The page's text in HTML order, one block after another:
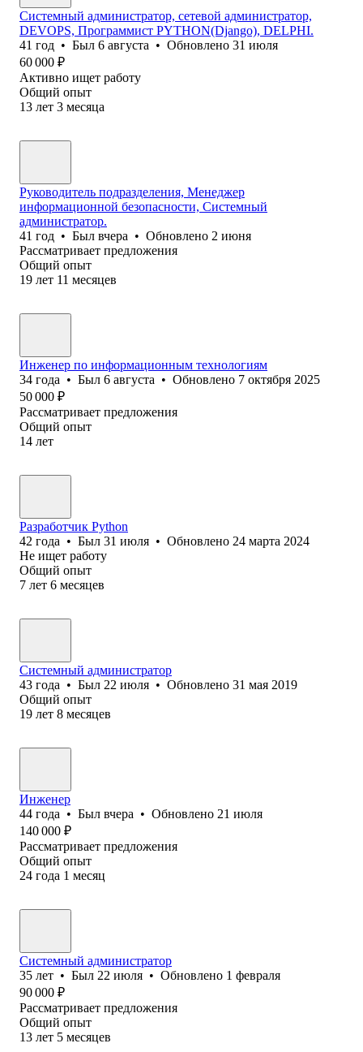
Системный администратор, сетевой администратор,
DEVOPS, Программист PYTHON(Django), DELPHI.
41 год • Был 6 августа • Обновлено 31 июля
60 000 ₽
Активно ищет работу
Общий опыт
13 лет 3 месяца
Руководитель подразделения, Менеджер
информационной безопасности, Системный
администратор.
41 год • Был вчера • Обновлено 2 июня
Рассматривает предложения
Общий опыт
19 лет 11 месяцев
Инженер по информационным технологиям
34 года • Был 6 августа • Обновлено 7 октября 2025
50 000 ₽
Рассматривает предложения
Общий опыт
14 лет
Разработчик Python
42 года • Был 31 июля • Обновлено 24 марта 2024
Не ищет работу
Общий опыт
7 лет 6 месяцев
Системный администратор
43 года • Был 22 июля • Обновлено 31 мая 2019
Общий опыт
19 лет 8 месяцев
Инженер
44 года • Был вчера • Обновлено 21 июля
140 000 ₽
Рассматривает предложения
Общий опыт
24 года 1 месяц
Системный администратор
35 лет • Был 22 июля • Обновлено 1 февраля
90 000 ₽
Рассматривает предложения
Общий опыт
13 лет 5 месяцев